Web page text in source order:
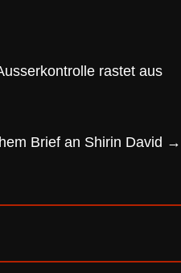
rastet aus
Brief an Shirin David →